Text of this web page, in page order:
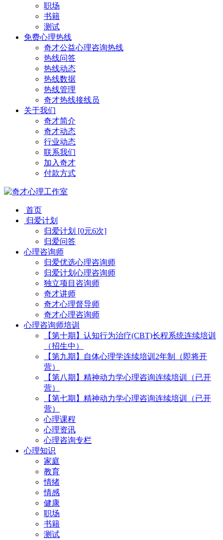
职场
书籍
测试
免费心理热线
奇才公益心理咨询热线
热线问答
热线动态
热线数据
热线管理
奇才热线接线员
关于我们
奇才简介
奇才动态
行业动态
联系我们
加入奇才
付款方式
首页
归爱计划
归爱计划 [0元6次]
归爱问答
心理咨询师
归爱优选心理咨询师
归爱计划心理咨询师
独立项目咨询师
奇才讲师
奇才心理督导师
奇才心理咨询师
心理咨询师培训
【第十期】认知行为治疗(CBT)长程系统连续培训
（招生中）
【第九期】自体心理学连续培训2年制（即将开
营）
【第八期】精神动力学心理咨询连续培训（已开
营）
【第七期】精神动力学心理咨询连续培训（已开
营）
心理课程
心理资讯
心理咨询专栏
心理知识
家庭
教育
情绪
情感
健康
职场
书籍
测试